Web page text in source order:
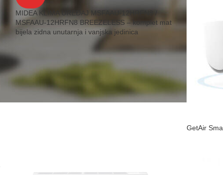
MIDEA KLIMA UREĐAJ MSFAAU-12HRFN8 /
MSFAAU-12HRFN8 BREEZELESS – komplet mat
bijela zidna unutarnja i vanjska jedinica
GetAir